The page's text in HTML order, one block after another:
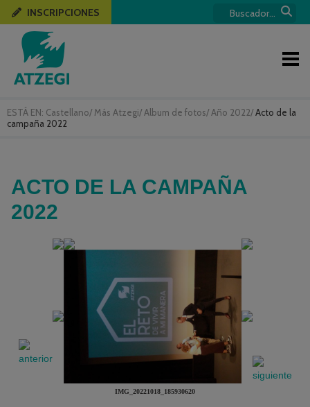
ESTÁ EN: Castellano/ Más Atzegi/ Album de fotos/ Año 2022/Acto de la
campaña 2022
INSCRIPCIONES
ACTO DE LA CAMPAÑA
2022
IMG_20221018_185930620